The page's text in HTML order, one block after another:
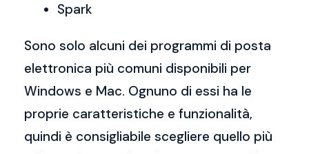
Spark
Sono solo alcuni dei programmi di posta
elettronica più comuni disponibili per
Windows e Mac. Ognuno di essi ha le
proprie caratteristiche e funzionalità,
quindi è consigliabile scegliere quello più